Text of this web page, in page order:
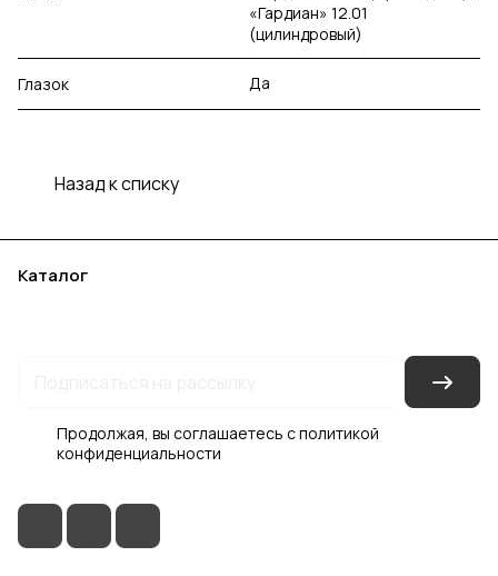
«Гардиан» 12.01
(цилиндровый)
Глазок Да
Назад к списку
Каталог
Продолжая, вы соглашаетесь сполитикой
конфиденциальности